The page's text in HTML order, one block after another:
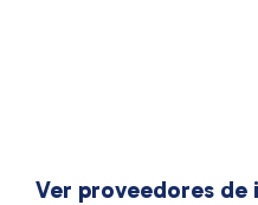
Ver proveedores